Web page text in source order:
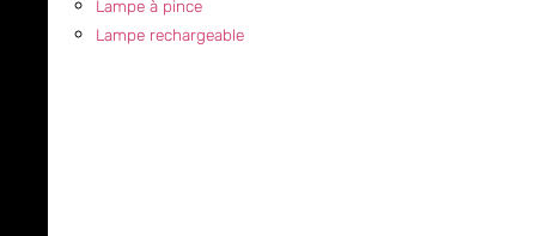
Lampe à pince
Lampe rechargeable